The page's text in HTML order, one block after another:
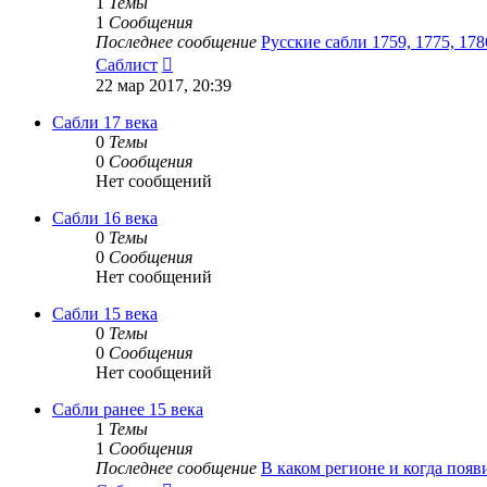
1 Сообщения
Последнее сообщение Русские сабли 1759, 1775,
Саблист
к
22 мар 2017, 20:39
Сабли 17 века
0 Темы
0 Сообщения
Нет сообщений
Сабли 16 века
0 Темы
0 Сообщения
Нет сообщений
Сабли 15 века
0 Темы
0 Сообщения
Нет сообщений
Сабли ранее 15 века
1 Темы
1 Сообщения
Последнее сообщение В каком регионе и когда